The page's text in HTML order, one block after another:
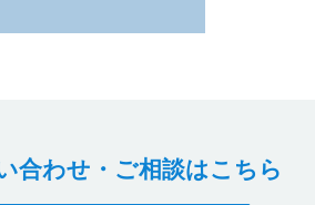
合わせ・ご相談はこちら